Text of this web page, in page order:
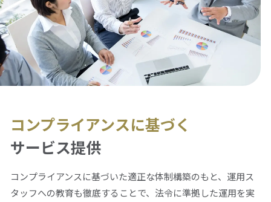
コンプライアンスに基づく
サービス提供
コンプライアンスに基づいた適正な体制構築のもと、運用ス
タッフへの教育も徹底することで、法令に準拠した運用を実